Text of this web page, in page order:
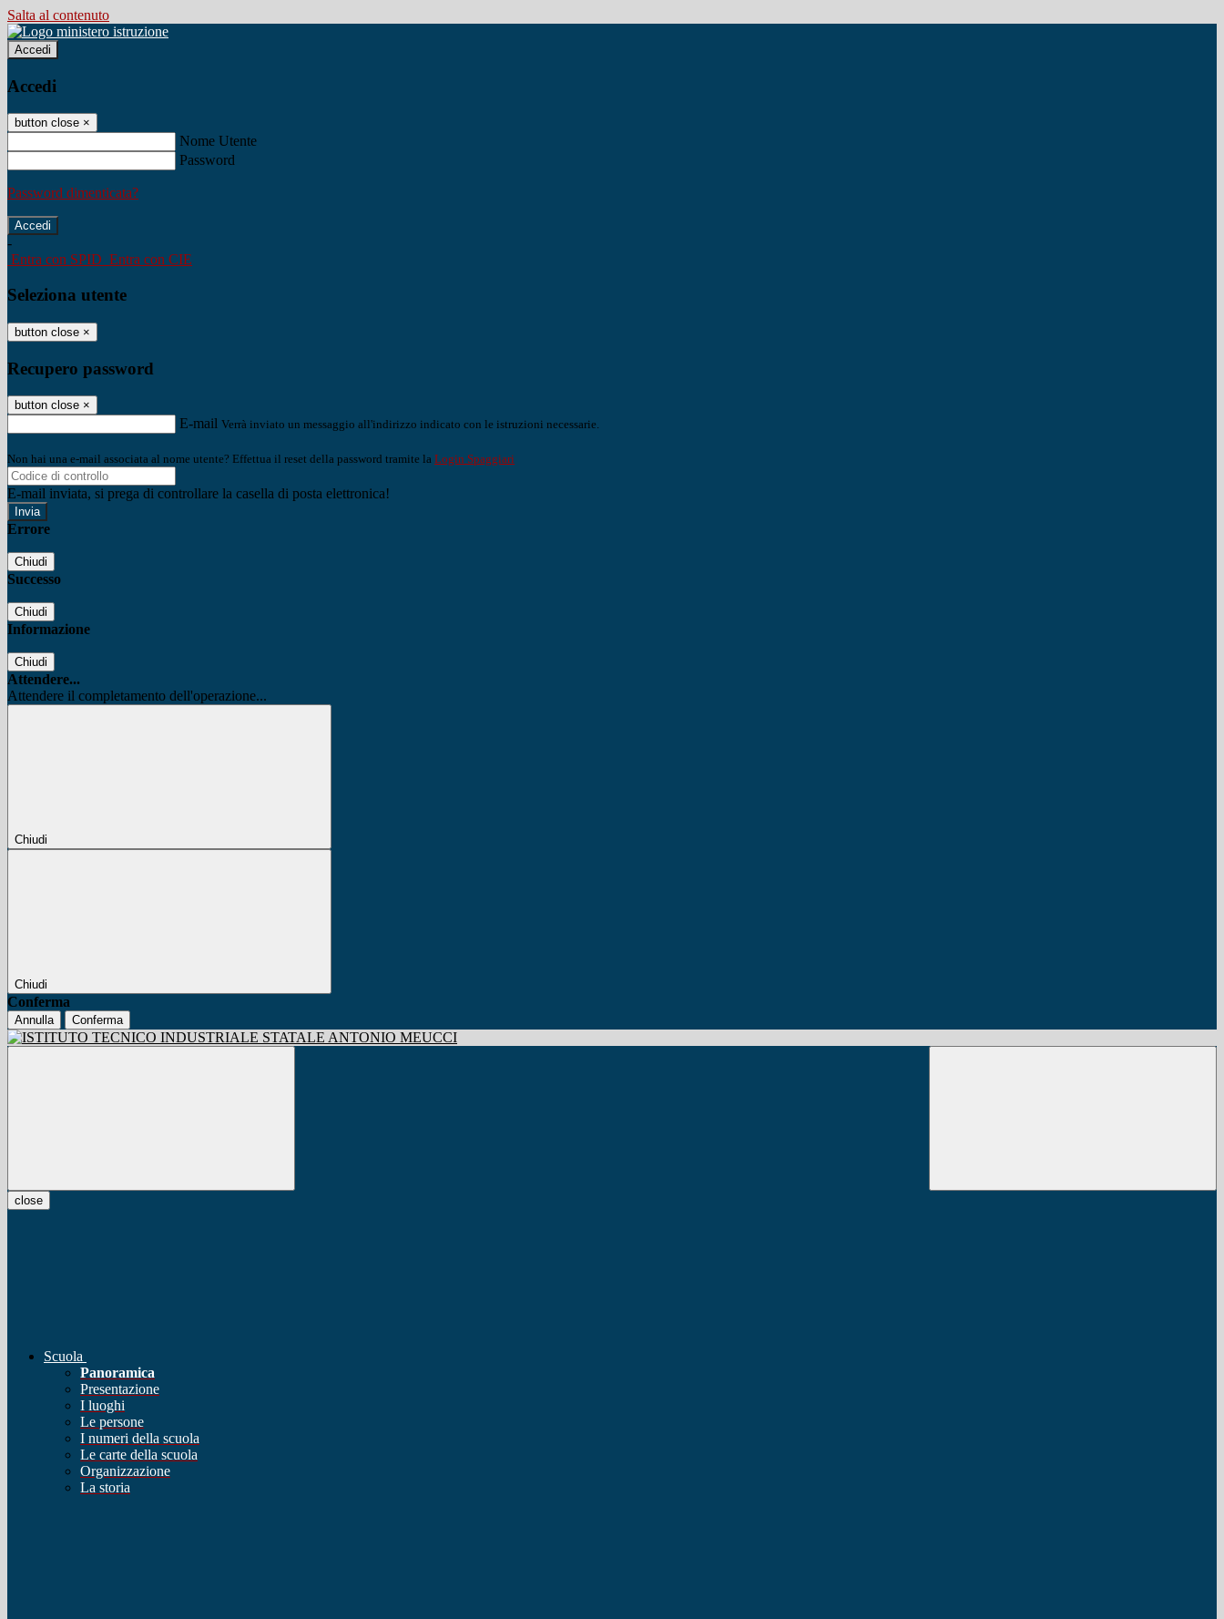
Salta al contenuto
Accedi
Accedi
button close ×
Nome Utente
Password
Password dimenticata?
-
Entra con SPID Entra con CIE
Seleziona utente
button close ×
Recupero password
button close ×
E-mail Verrà inviato un messaggio all'indirizzo indicato con le istruzioni necessarie.
Non hai una e-mail associata al nome utente? Effettua il reset della password tramite la Login Spaggiari
E-mail inviata, si prega di controllare la casella di posta elettronica!
Errore
Chiudi
Successo
Chiudi
Informazione
Chiudi
Attendere...
Attendere il completamento dell'operazione...
Chiudi
Chiudi
Conferma
Annulla Conferma
close
Scuola
Panoramica
Presentazione
I luoghi
Le persone
I numeri della scuola
Le carte della scuola
Organizzazione
La storia